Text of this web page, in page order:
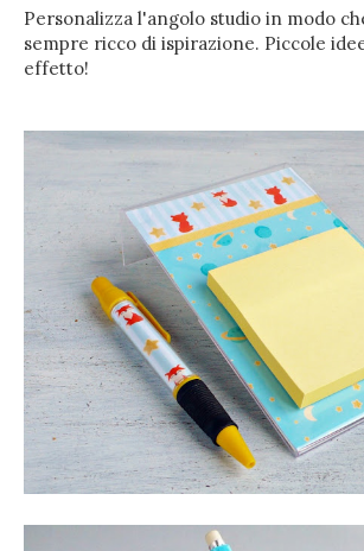
Personalizza l'angolo studio in modo
sempre ricco di ispirazione. Piccole
effetto!